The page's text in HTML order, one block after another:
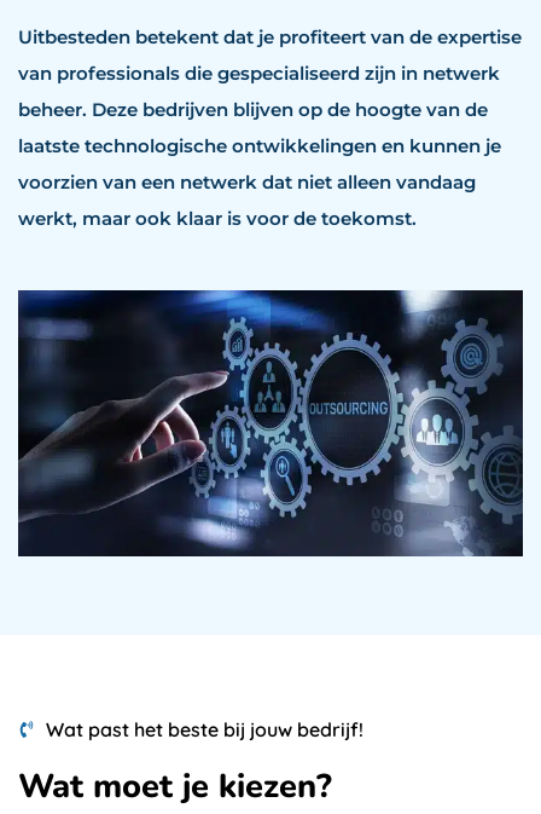
Uitbesteden betekent dat je profiteert van de expertise
van professionals die gespecialiseerd zijn in netwerk
beheer. Deze bedrijven blijven op de hoogte van de
laatste technologische ontwikkelingen en kunnen je
voorzien van een netwerk dat niet alleen vandaag
werkt, maar ook klaar is voor de toekomst.
Wat past het beste bij jouw bedrijf!
Wat moet je kiezen?